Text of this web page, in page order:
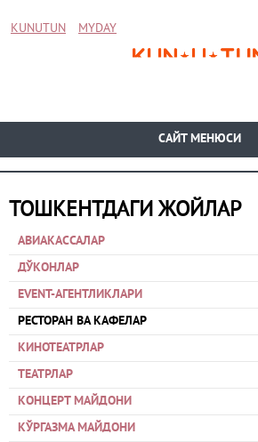
KUNUTUN MYDAY
CАЙТ МЕНЮСИ
ТОШКЕНТДАГИ ЖОЙЛАР
АВИАКАССАЛАР
ДЎКОНЛАР
EVENT-АГЕНТЛИКЛАРИ
РЕСТОРАН ВА КАФЕЛАР
КИНОТЕАТРЛАР
ТЕАТРЛАР
КОНЦЕРТ МАЙДОНИ
КЎРГАЗМА МАЙДОНИ